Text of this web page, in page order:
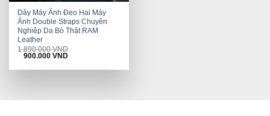
Dây Máy Ảnh Đeo Hai Máy
Ảnh Double Straps Chuyên
Nghiệp Da Bò Thật RAM
Leather
1.890.000VND
Original
was:
900.000VNDCurrent
is: